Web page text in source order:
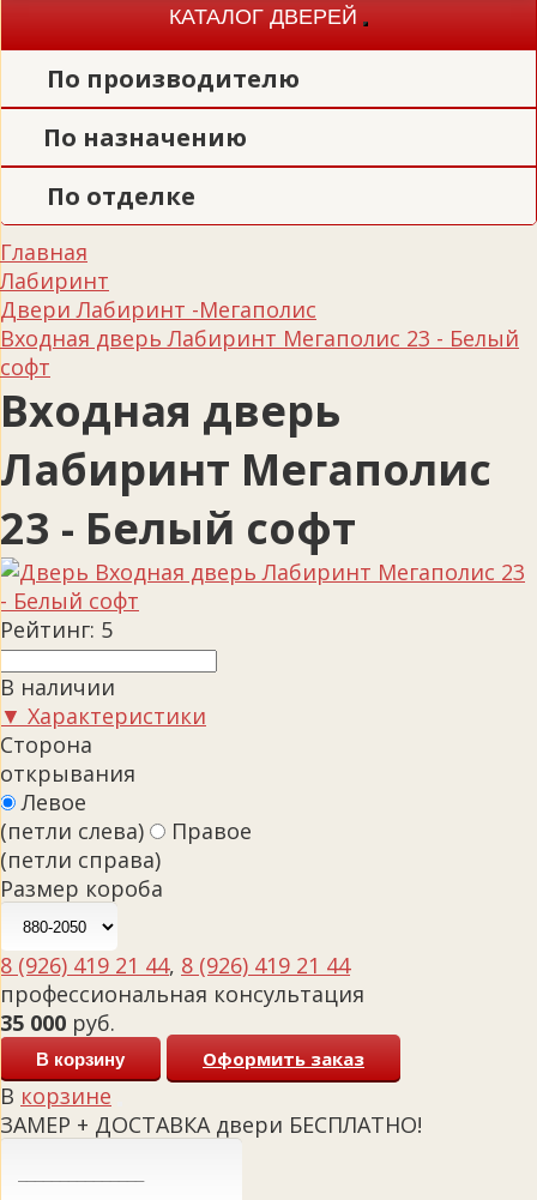
КАТАЛОГ ДВЕРЕЙ
Toggle
navigation
По производителю
По назначению
По отделке
Главная
Лабиринт
Двери Лабиринт -Мегаполис
Входная дверь Лабиринт Мегаполис 23 - Белый
софт
Входная дверь
Лабиринт Мегаполис
23 - Белый софт
Рейтинг: 5
В наличии
▼ Характеристики
Сторона
открывания
Левое
(петли слева)
Правое
(петли справа)
Размер короба
8 (926) 419 21 44, 8 (926) 419 21 44
профессиональная консультация
35 000 руб.
В корзину Оформить заказ
В корзине
ЗАМЕР + ДОСТАВКА двери БЕСПЛАТНО!